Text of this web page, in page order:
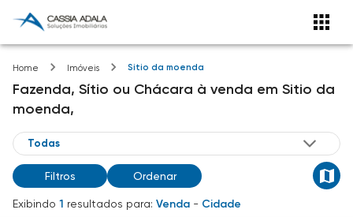
Home Imóveis Sitio da moenda
Fazenda, Sítio ou Chácara à venda em Sitio da
moenda,
Filtros Ordenar
Exibindo 1 resultados para: Venda - Cidade